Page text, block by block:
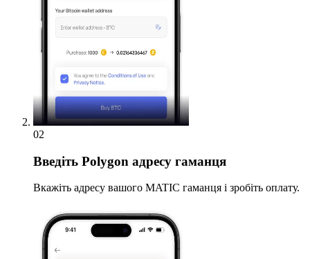
02
Введіть Polygon адресу гаманця
Вкажіть адресу вашого MATIC гаманця і зробіть оплату.